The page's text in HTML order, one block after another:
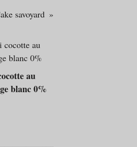
savoyard
au
blanc 0%